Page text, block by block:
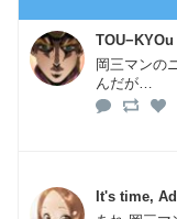
TOU−KYOu
岡三マンの
んだが…
It's time,